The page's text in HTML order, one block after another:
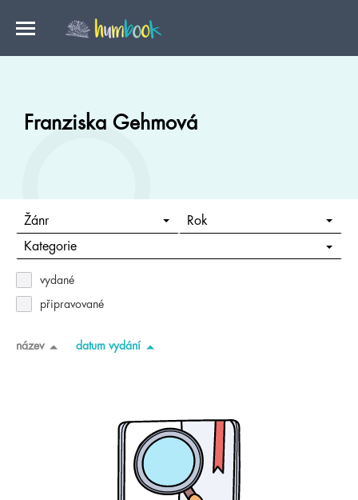
Franziska Gehmová
Žánr Rok
Kategorie
vydané
připravované
název datum vydání